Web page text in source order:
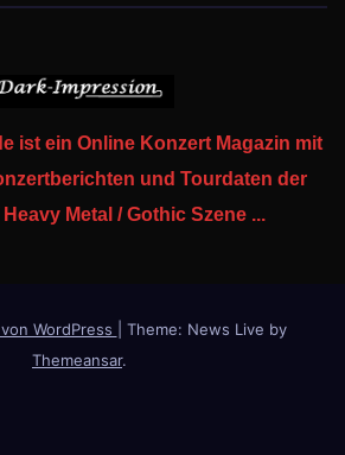
ist ein Online Konzert Magazin mit
und Tourdaten der
Heavy Metal / Gothic Szene ...
WordPress
Theme: News Live by
Themeansar.